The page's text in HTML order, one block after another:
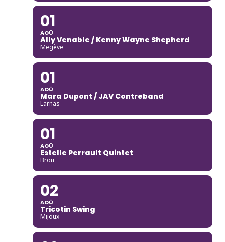
01
AOÛ
Ally Venable / Kenny Wayne Shepherd
Megève
01
AOÛ
Mara Dupont / JAV Contreband
Larnas
01
AOÛ
Estelle Perrault Quintet
Brou
02
AOÛ
Tricotin Swing
Mijoux